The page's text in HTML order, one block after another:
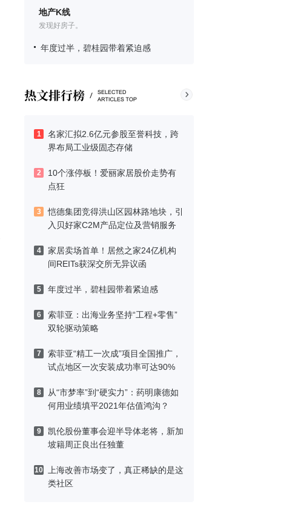
地产K线
发现好房子。
年度过半，碧桂园带着紧迫感
1
名家汇拟2.6亿元参股至誉科技，跨
界布局工业级固态存储
2
10个涨停板！爱丽家居股价走势有
点狂
3
恺德集团竞得洪山区园林路地块，引
入贝好家C2M产品定位及营销服务
4
家居卖场首单！居然之家24亿机构
间REITs获深交所无异议函
5 年度过半，碧桂园带着紧迫感
6
索菲亚：出海业务坚持“工程+零售”
双轮驱动策略
7
索菲亚“精工一次成”项目全国推广，
试点地区一次安装成功率可达90%
8
从“市梦率”到“硬实力”：药明康德如
何用业绩填平2021年估值鸿沟？
9
凯伦股份董事会迎半导体老将，新加
坡籍周正良出任独董
10
上海改善市场变了，真正稀缺的是这
类社区